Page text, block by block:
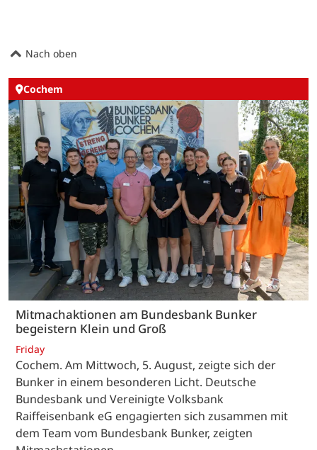
Nach oben
Cochem
Mitmachaktionen am Bundesbank Bunker
begeistern Klein und Groß
Friday
Cochem. Am Mittwoch, 5. August, zeigte sich der
Bunker in einem besonderen Licht. Deutsche
Bundesbank und Vereinigte Volksbank
Raiffeisenbank eG engagierten sich zusammen mit
dem Team vom Bundesbank Bunker, zeigten